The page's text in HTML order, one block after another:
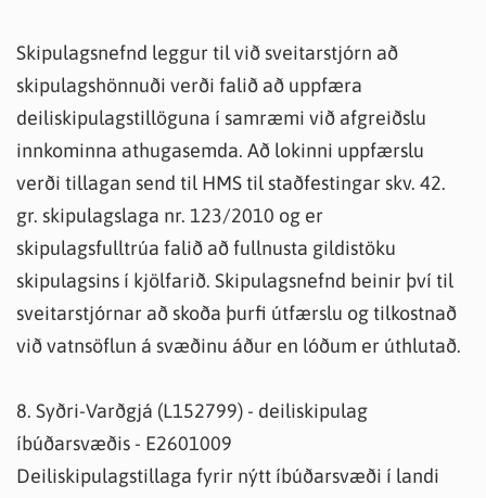
Skipulagsnefnd leggur til við sveitarstjórn að
skipulagshönnuði verði falið að uppfæra
deiliskipulagstillöguna í samræmi við afgreiðslu
innkominna athugasemda. Að lokinni uppfærslu
verði tillagan send til HMS til staðfestingar skv. 42.
gr. skipulagslaga nr. 123/2010 og er
skipulagsfulltrúa falið að fullnusta gildistöku
skipulagsins í kjölfarið. Skipulagsnefnd beinir því til
sveitarstjórnar að skoða þurfi útfærslu og tilkostnað
við vatnsöflun á svæðinu áður en lóðum er úthlutað.
8. Syðri-Varðgjá (L152799) - deiliskipulag
íbúðarsvæðis - E2601009
Deiliskipulagstillaga fyrir nýtt íbúðarsvæði í landi